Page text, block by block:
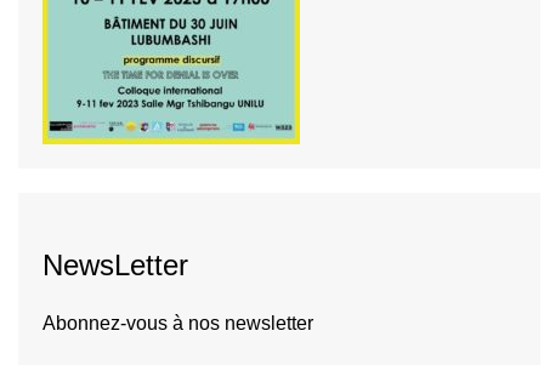
NewsLetter
Abonnez-vous à nos newsletter